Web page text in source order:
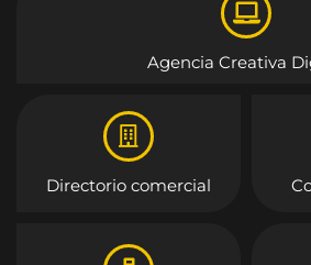
Agencia Creativa
Directorio comercial